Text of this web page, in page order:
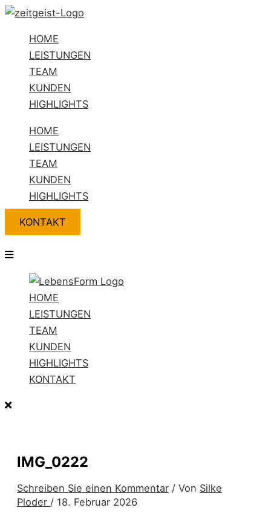
Zum
springen
HOME
LEISTUNGEN
TEAM
KUNDEN
HIGHLIGHTS
HOME
LEISTUNGEN
TEAM
KUNDEN
HIGHLIGHTS
KONTAKT
Flyout
HOME
LEISTUNGEN
TEAM
KUNDEN
HIGHLIGHTS
KONTAKT
IMG_0222
Schreiben Sie einen Kommentar / Von Silke
Ploder / 18. Februar 2026
Name*
E-
Adresse*
Website